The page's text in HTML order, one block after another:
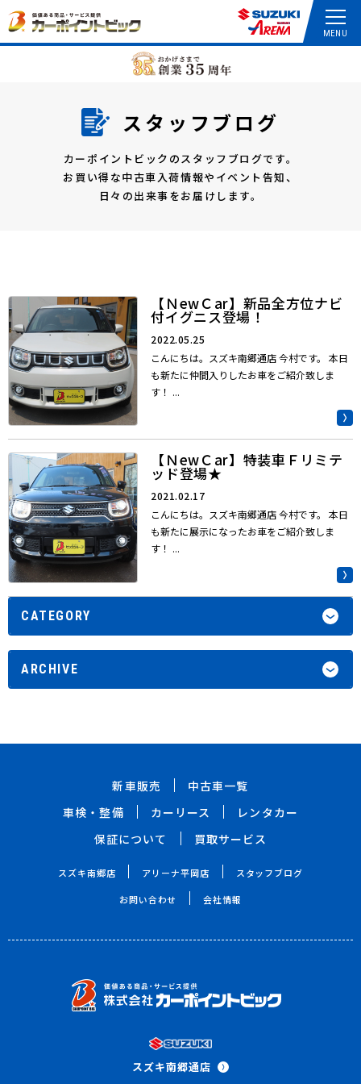
スタッフブログ
カーポイントビックのスタッフブログです。
お買い得な中古車入荷情報やイベント告知、
日々の出来事をお届けします。
【ＮewＣar】新品全方位ナビ
付イグニス登場！
2022.05.25
こんにちは。スズキ南郷通店 今村です。 本日
も新たに仲間入りしたお車をご紹介致しま
す！ ...
【ＮewＣar】特装車Ｆリミテ
ッド登場★
2021.02.17
こんにちは。スズキ南郷通店 今村です。 本日
も新たに展示になったお車をご紹介致しま
す！ ...
CATEGORY
ARCHIVE
新車販売
中古車一覧
車検・整備
カーリース
レンタカー
保証について
買取サービス
スズキ南郷店 アリーナ平岡店 スタッフブログ
お問い合わせ 会社情報
スズキ南郷通店